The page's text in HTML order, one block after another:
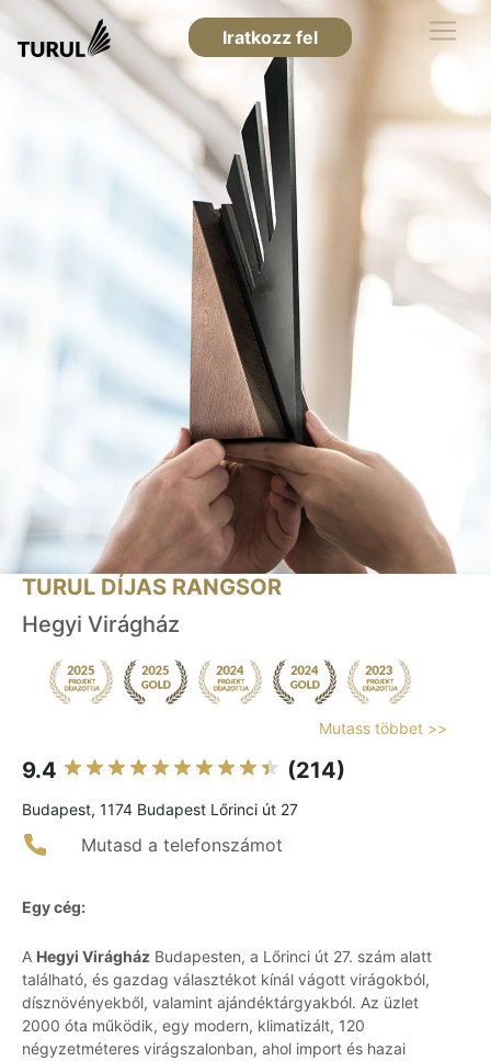
Iratkozz fel
TURUL DÍJAS RANGSOR
Hegyi Virágház
Mutass többet >>
9.4 (214)
Budapest, 1174 Budapest Lőrinci út 27
Mutasd a telefonszámot
Egy cég:
A Hegyi Virágház Budapesten, a Lőrinci út 27. szám alatt
található, és gazdag választékot kínál vágott virágokból,
dísznövényekből, valamint ajándéktárgyakból. Az üzlet
2000 óta működik, egy modern, klimatizált, 120
négyzetméteres virágszalonban, ahol import és hazai